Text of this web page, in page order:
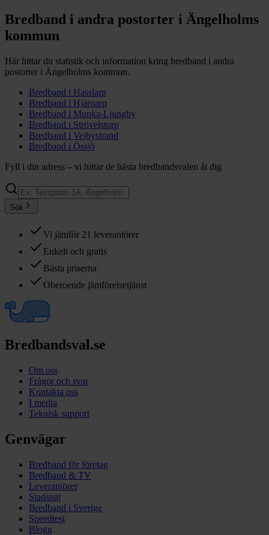
Bredband i andra postorter i Ängelholms
kommun
Här hittar du statistik och information kring bredband i andra
postorter i Ängelholms kommun.
Bredband i Hasslarp
Bredband i Hjärnarp
Bredband i Munka-Ljungby
Bredband i Strövelstorp
Bredband i Vejbystrand
Bredband i Össjö
Fyll i din adress – vi hittar de bästa bredbandsvalen åt dig
Sök
Vi jämför 21 leverantörer
Enkelt och gratis
Bästa priserna
Oberoende jämförelsetjänst
Bredbandsval.se
Om oss
Frågor och svar
Kontakta oss
I media
Teknisk support
Genvägar
Bredband för företag
Bredband & TV
Leverantörer
Stadsnät
Bredband i Sverige
Speedtest
Blogg